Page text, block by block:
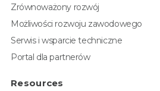
Zrównoważony rozwój
Możliwości rozwoju zawodowego
Serwis i wsparcie techniczne
Portal dla partnerów
Resources